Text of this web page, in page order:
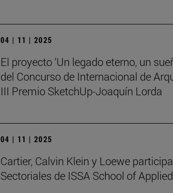
04 | 11 | 2025
El proyecto ‘Un legado eterno, un
del Concurso de Internacional de
III Premio SketchUp-Joaquín Lorda
04 | 11 | 2025
Cartier, Calvin Klein y Loewe
Sectoriales de ISSA School of